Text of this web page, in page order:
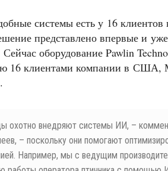
системы есть у 16
представлено впервые и
оборудование Pawlin
16 клиентами компании в США,
охотно внедряют системы ИИ, –
– поскольку они помогают
Например, мы с ведущим